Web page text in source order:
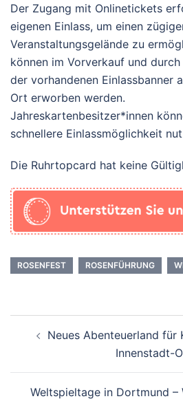
Der Zugang mit Onlinetickets
eigenen Einlass, um einen
Veranstaltungsgelände zu
können im Vorverkauf und
der vorhandenen Einlassbanner
Ort erworben werden.
Jahreskartenbesitzer*innen
schnellere Einlassmöglichkeit
Die Ruhrtopcard hat keine
ROSENFEST ROSENFÜHRUNG
Navigation
Neues Abenteuerland für
Innenstadt-
Weltspieltage in Dortmund –